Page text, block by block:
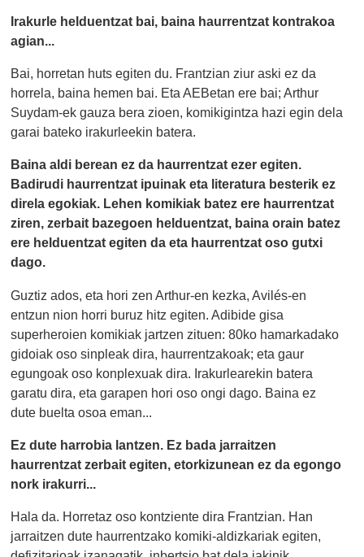
Irakurle helduentzat bai, baina haurrentzat kontrakoa
agian...
Bai, horretan huts egiten du. Frantzian ziur aski ez da
horrela, baina hemen bai. Eta AEBetan ere bai; Arthur
Suydam-ek gauza bera zioen, komikigintza hazi egin dela
garai bateko irakurleekin batera.
Baina aldi berean ez da haurrentzat ezer egiten.
Badirudi haurrentzat ipuinak eta literatura besterik ez
direla egokiak. Lehen komikiak batez ere haurrentzat
ziren, zerbait bazegoen helduentzat, baina orain batez
ere helduentzat egiten da eta haurrentzat oso gutxi
dago.
Guztiz ados, eta hori zen Arthur-en kezka, Avilés-en
entzun nion horri buruz hitz egiten. Adibide gisa
superheroien komikiak jartzen zituen: 80ko hamarkadako
gidoiak oso sinpleak dira, haurrentzakoak; eta gaur
egungoak oso konplexuak dira. Irakurlearekin batera
garatu dira, eta garapen hori oso ongi dago. Baina ez
dute buelta osoa eman...
Ez dute harrobia lantzen. Ez bada jarraitzen
haurrentzat zerbait egiten, etorkizunean ez da egongo
nork irakurri...
Hala da. Horretaz oso kontziente dira Frantzian. Han
jarraitzen dute haurrentzako komiki-aldizkariak egiten,